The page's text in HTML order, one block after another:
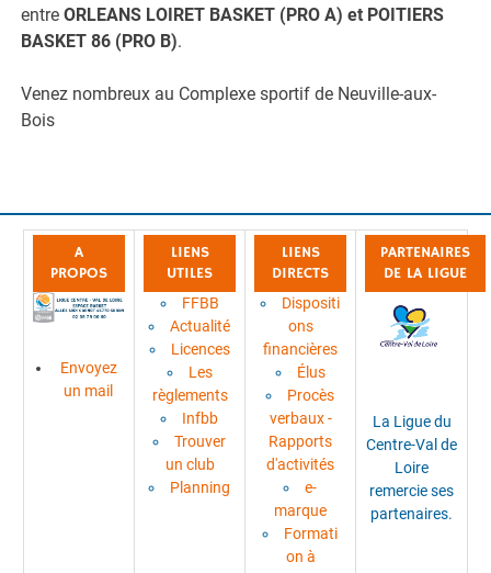
entreORLEANS LOIRET BASKET (PRO A) et POITIERS
BASKET 86 (PRO B).
Venez nombreux au Complexe sportif de Neuville-aux-
Bois
A
PROPOS
Envoyez
un mail
LIENS
UTILES
FFBB
Actualité
Licences
Les
règlements
Infbb
Trouver
un club
Planning
LIENS
DIRECTS
Dispositi
ons
financières
Élus
Procès
verbaux -
Rapports
d'activités
e-
marque
Formati
on à
PARTENAIRES
DE LA LIGUE
La Ligue du
Centre-Val de
Loire
remercie ses
partenaires.